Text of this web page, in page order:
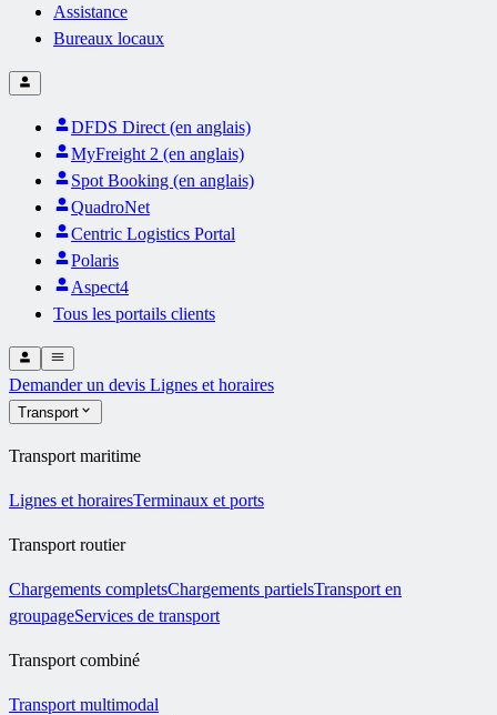
Assistance
Bureaux locaux
DFDS Direct (en anglais)
MyFreight 2 (en anglais)
Spot Booking (en anglais)
QuadroNet
Centric Logistics Portal
Polaris
Aspect4
Tous les portails clients
Demander un devis Lignes et horaires
Transport
Transport maritime
Lignes et horairesTerminaux et ports
Transport routier
Chargements completsChargements partielsTransport en
groupageServices de transport
Transport combiné
Transport multimodal